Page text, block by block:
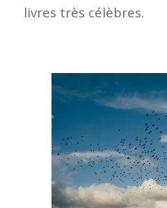
livres très célèbres.